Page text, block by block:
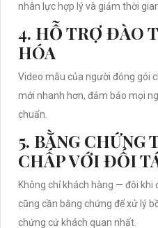
nhân lực hợp lý và giảm thời
4. HỖ TRỢ ĐÀO
HÓA
Video mẫu của người đóng gói
mới nhanh hơn, đảm bảo mọi
chuẩn.
5. BẰNG CHỨNG
CHẤP VỚI ĐỐI
Không chỉ khách hàng — đôi khi
cũng cần bằng chứng để xử lý
chứng cứ khách quan nhất.